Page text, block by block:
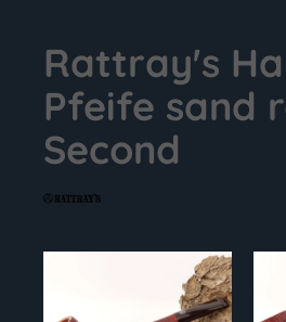
Rattray's
Pfeife sand
Second